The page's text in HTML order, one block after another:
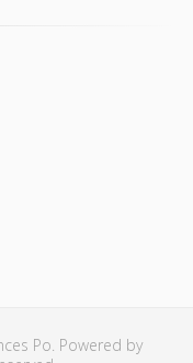
Po. Powered by